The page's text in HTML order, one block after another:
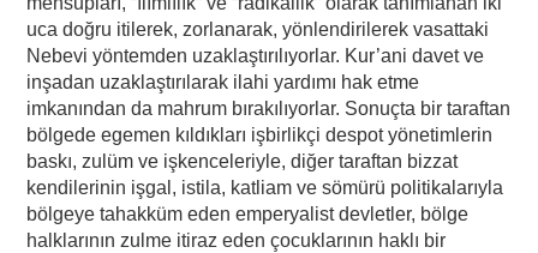
uca doğru itilerek, zorlanarak, yönlendirilerek vasattaki
Nebevi yöntemden uzaklaştırılıyorlar. Kur’ani davet ve
inşadan uzaklaştırılarak ilahi yardımı hak etme
imkanından da mahrum bırakılıyorlar. Sonuçta bir taraftan
bölgede egemen kıldıkları işbirlikçi despot yönetimlerin
baskı, zulüm ve işkenceleriyle, diğer taraftan bizzat
kendilerinin işgal, istila, katliam ve sömürü politikalarıyla
bölgeye tahakküm eden emperyalist devletler, bölge
halklarının zulme itiraz eden çocuklarının haklı bir